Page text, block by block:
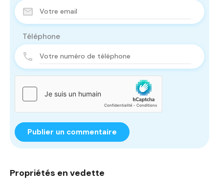
Téléphone
Propriétés en vedette